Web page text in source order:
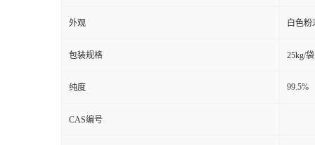
外观 白色粉
包装规格 25kg/袋
纯度 99.5%
CAS编号